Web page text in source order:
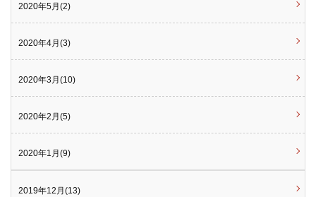
2020年5月(2)
2020年4月(3)
2020年3月(10)
2020年2月(5)
2020年1月(9)
2019年12月(13)